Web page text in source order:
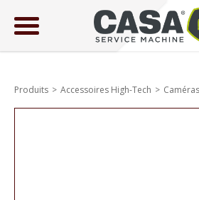
Produits Accessoires High-Tech Caméras